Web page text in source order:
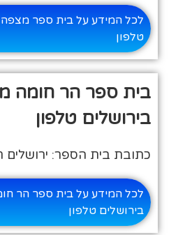
לכל המידע על בית ספר מצפה
טלפון
בית ספר הר חומה
בירושלים טלפון
כתובת בית הספר: ירושלים
לכל המידע על בית ספר הר
בירושלים טלפון